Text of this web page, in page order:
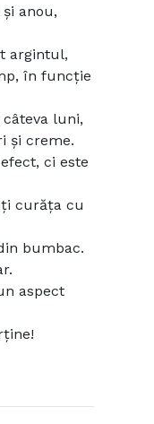
anou,
argintul,
în funcție
câteva luni,
și creme.
ci este
curăța cu
bumbac.
aspect